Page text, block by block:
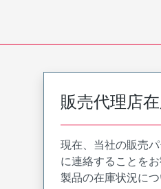
販売代理店
現在、当社の販売
に連絡することを
製品の在庫状況に